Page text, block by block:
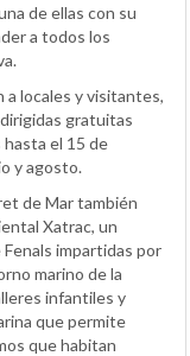
de ellas con su
a todos los
a locales y visitantes,
gratuitas
hasta el 15 de
y agosto.
de Mar también
Xatrac, un
impartidas por
marino de la
infantiles y
que permite
que habitan